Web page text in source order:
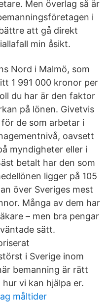
Men överlag så är
i
att gå direkt
min åsikt.
Nord i Malmö, som
1 991 000 kronor per
du har är den faktor
på lönen. Givetvis
de som arbetar i
oavsett
myndigheter eller i
betalt har den som
ligger på 105
över Sveriges mest
Många av dem har
– men bra pengar
sätt.
i Sverige inom
bemanning är rätt
vi kan hjälpa er.
måltider